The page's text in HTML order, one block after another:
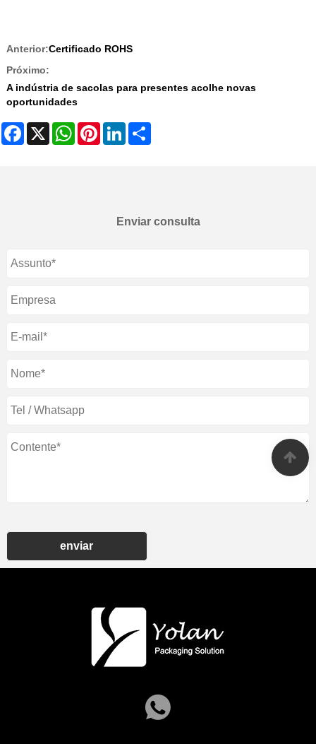
Anterior:Certificado ROHS
Próximo:
A indústria de sacolas para presentes acolhe novas
oportunidades
Facebook
X WhatsAppPinterestLinkedIn
Enviar consulta
enviar